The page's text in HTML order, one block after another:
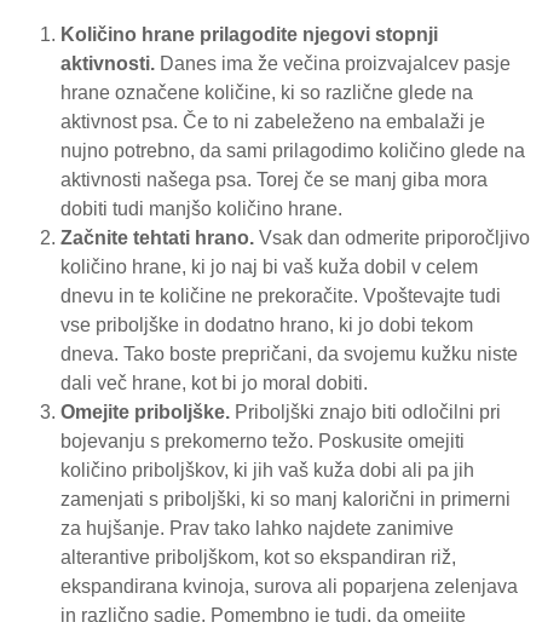
Količino hrane prilagodite njegovi stopnji
aktivnosti. Danes ima že večina proizvajalcev pasje
hrane označene količine, ki so različne glede na
aktivnost psa. Če to ni zabeleženo na embalaži je
nujno potrebno, da sami prilagodimo količino glede na
aktivnosti našega psa. Torej če se manj giba mora
dobiti tudi manjšo količino hrane.
Začnite tehtati hrano. Vsak dan odmerite priporočljivo
količino hrane, ki jo naj bi vaš kuža dobil v celem
dnevu in te količine ne prekoračite. Vpoštevajte tudi
vse priboljške in dodatno hrano, ki jo dobi tekom
dneva. Tako boste prepričani, da svojemu kužku niste
dali več hrane, kot bi jo moral dobiti.
Omejite priboljške. Priboljški znajo biti odločilni pri
bojevanju s prekomerno težo. Poskusite omejiti
količino priboljškov, ki jih vaš kuža dobi ali pa jih
zamenjati s priboljški, ki so manj kalorični in primerni
za hujšanje. Prav tako lahko najdete zanimive
alterantive priboljškom, kot so ekspandiran riž,
ekspandirana kvinoja, surova ali poparjena zelenjava
in različno sadje. Pomembno je tudi, da omejite